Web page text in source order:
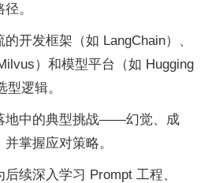
。
开发框架（如 LangChain）、
）和模型平台（如 Hugging
逻辑。
地中的典型挑战——幻觉、成
掌握应对策略。
续深入学习 Prompt 工程、